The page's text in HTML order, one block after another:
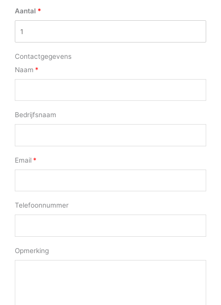
Aantal
Contactgegevens
Naam
Bedrijfsnaam
Email
Telefoonnummer
Opmerking